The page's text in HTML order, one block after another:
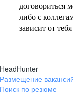
5
договориться
либо с
зависит от
основном
понимающий.
HeadHunter
Размещение вакансий
Поиск по резюме